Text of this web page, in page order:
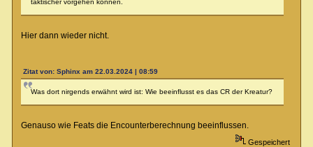
Hier dann wieder nicht.
Zitat von: Sphinx am 22.03.2024 | 08:59
Was dort nirgends erwähnt wird ist: Wie beeinflusst es das CR der Kreatur?
Genauso wie Feats die Encounterberechnung beeinflussen.
Gespeichert